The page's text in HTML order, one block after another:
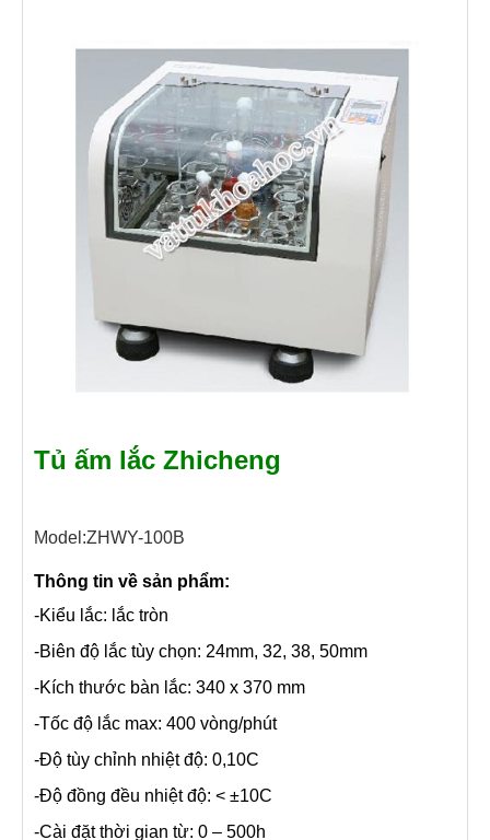
Tủ ấm lắc Zhicheng
Model:ZHWY-100B
Thông tin về sản phẩm:
-Kiểu lắc: lắc tròn
-Biên độ lắc tùy chọn: 24mm, 32, 38, 50mm
-Kích thước bàn lắc: 340 x 370 mm
-Tốc độ lắc max: 400 vòng/phút
-Độ tùy chỉnh nhiệt độ: 0,10C
-Độ đồng đều nhiệt độ: < ±10C
-Cài đặt thời gian từ: 0 – 500h